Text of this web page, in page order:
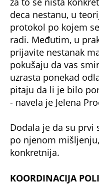
deca nestanu, u
protokol po kojem
radi. Međutim, u
prijavite nestanak
pokušaju da vas
uzrasta ponekad
pitaju da li je bilo
- navela je Jelena
Dodala je da su prvi
po njenom
konkretnija.
KOORDINACIJA